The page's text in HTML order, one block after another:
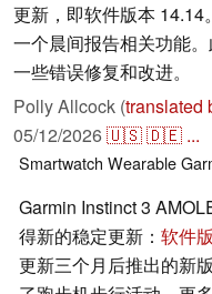
更新，即软件版本
一个晨间报告相关功能
一些错误修复和改进。
Polly Allcock (translated
05/12/2026🇺🇸🇩🇪 ...
Smartwatch Wearable
Garmin Instinct 3
得新的稳定更新： 软件
更新三个月后推出的新